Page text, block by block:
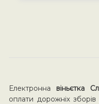
Електронна віньєтка
оплати дорожніх